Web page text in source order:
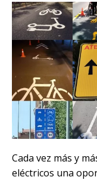
Cada vez más y
eléctricos una